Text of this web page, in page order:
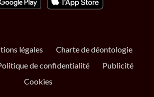
légales
Charte de déontologie
de confidentialité
Publicité
Cookies